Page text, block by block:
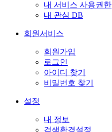
내 서비스 사용권한
내 관심 DB
회원서비스
회원가입
로그인
아이디 찾기
비밀번호 찾기
설정
내 정보
검색환경설정